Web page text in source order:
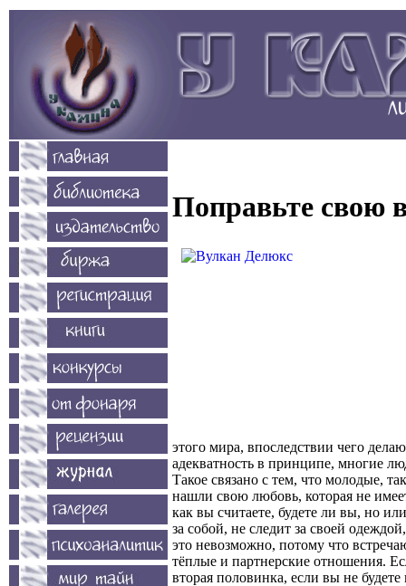
Поправьте свою
этого мира, впоследствии чего
адекватность в принципе, многие
Такое связано с тем, что молодые,
нашли свою любовь, которая не
как вы считаете, будете ли вы, но
за собой, не следит за своей
это невозможно, потому что
тёплые и партнерские отношения.
вторая половинка, если вы не будете